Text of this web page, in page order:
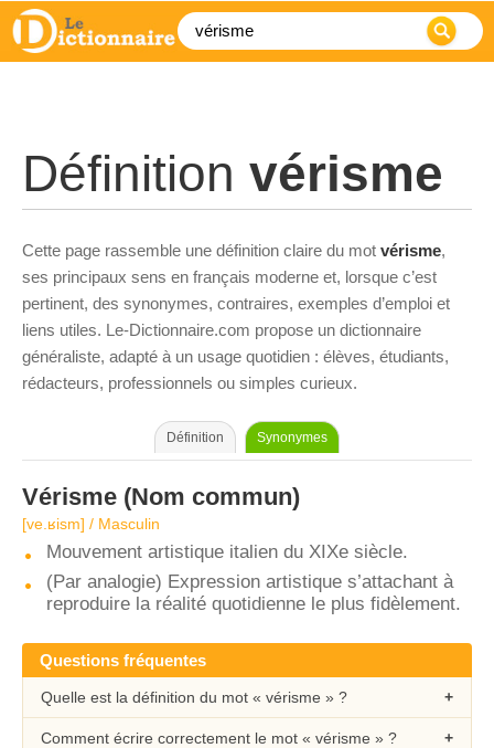
Définition vérisme
Cette page rassemble une définition claire du mot vérisme,
ses principaux sens en français moderne et, lorsque c’est
pertinent, des synonymes, contraires, exemples d’emploi et
liens utiles. Le-Dictionnaire.com propose un dictionnaire
généraliste, adapté à un usage quotidien : élèves, étudiants,
rédacteurs, professionnels ou simples curieux.
Définition Synonymes
Vérisme (Nom commun)
[ve.ʁism] / Masculin
Mouvement artistique italien du XIXe siècle.
(Par analogie) Expression artistique s’attachant à
reproduire la réalité quotidienne le plus fidèlement.
Questions fréquentes
Quelle est la définition du mot « vérisme » ?
Comment écrire correctement le mot « vérisme » ?